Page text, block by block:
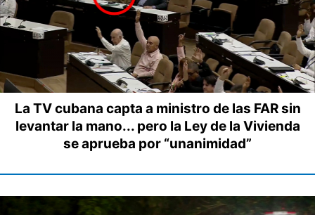
La TV cubana capta a ministro de las FAR sin
levantar la mano... pero la Ley de la Vivienda
se aprueba por “unanimidad”